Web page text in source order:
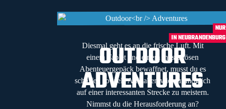
NUR
IN NEUBRANDENBURG
OUTDOOR
ADVENTURES
Diesmal geht es an die frische Luft. Mit
einem Tablet und einem mysteriösen
Abenteuergepäck bewaffnet, musst du es
schaffen so viele Aufgaben wie nur möglich
auf einer interessanten Strecke zu meistern.
Nimmst du die Herausforderung an?